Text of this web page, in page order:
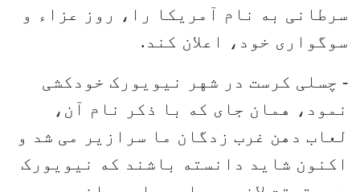
سرطانی به نام آمریکا را، روز عزاء و
سوگواری خود، اعلان کند.
- چسلی کرست در شهر نیویورک خودکشی
نمود، همان جای که با ذکر نام آن،
لعاب دهن غرب زدگان ما سرازیر می شد و
اکنون شاید دانسته باشند که نیویورک